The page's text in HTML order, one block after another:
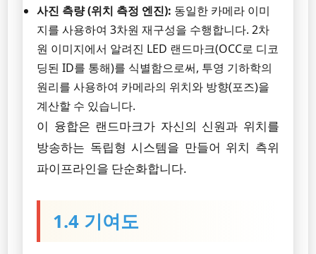
사진 측량 (위치 측정 엔진): 동일한 카메라 이미
지를 사용하여 3차원 재구성을 수행합니다. 2차
원 이미지에서 알려진 LED 랜드마크(OCC로 디코
딩된 ID를 통해)를 식별함으로써, 투영 기하학의
원리를 사용하여 카메라의 위치와 방향(포즈)을
계산할 수 있습니다.
이 융합은 랜드마크가 자신의 신원과 위치를
방송하는 독립형 시스템을 만들어 위치 측위
파이프라인을 단순화합니다.
1.4 기여도